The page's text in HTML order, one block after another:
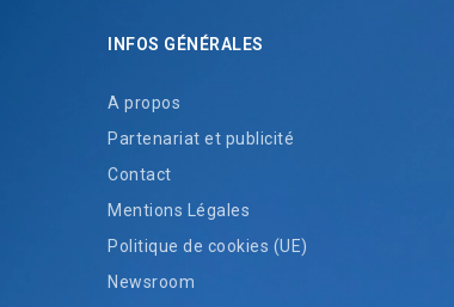
INFOS GÉNÉRALES
A propos
Partenariat et publicité
Contact
Mentions Légales
Politique de cookies (UE)
Newsroom